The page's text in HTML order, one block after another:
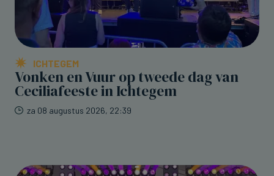
ICHTEGEM
Vonken en Vuur op tweede dag van
Ceciliafeeste in Ichtegem
za 08 augustus 2026, 22:39